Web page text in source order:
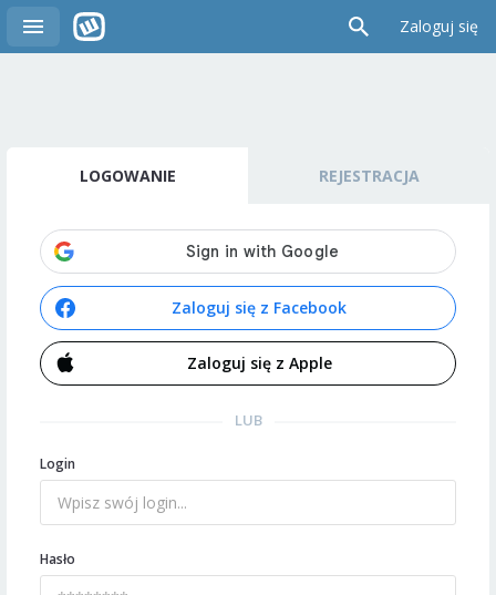
Zaloguj się
LOGOWANIE REJESTRACJA
Zaloguj się z Facebook
Zaloguj się z Apple
LUB
Login
Hasło